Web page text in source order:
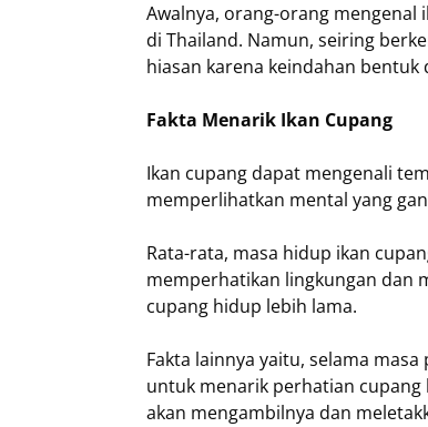
Awalnya, orang-orang
di Thailand. Namun, seiring
hiasan karena keindahan bentuk
Fakta Menarik Ikan Cupang
Ikan cupang dapat mengenali
memperlihatkan mental yang
Rata-rata, masa hidup ikan
memperhatikan lingkungan dan
cupang hidup lebih lama.
Fakta lainnya yaitu, selama
untuk menarik perhatian
akan mengambilnya dan